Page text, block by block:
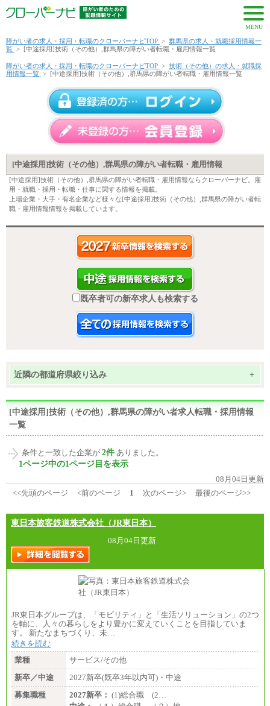
MENU
障がい者の求人・採用・転職のクローバーナビTOP > 群馬県の求人・就職採用情報一
覧 > [中途採用]技術（その他）,群馬県の障がい者転職・雇用情報一覧
障がい者の求人・採用・転職のクローバーナビTOP > 技術（その他）の求人・就職採
用情報一覧 > [中途採用]技術（その他）,群馬県の障がい者転職・雇用情報一覧
[中途採用]技術（その他）,群馬県の障がい者転職・雇用情報
[中途採用]技術（その他）,群馬県の障がい者転職・雇用情報ならクローバーナビ。雇
用・就職・採用・転職・仕事に関する情報を掲載。
上場企業・大手・有名企業など様々な[中途採用]技術（その他）,群馬県の障がい者転
職・雇用情報情報を掲載しています。
既卒者可の新卒求人も検索する
近隣の都道府県絞り込み +
[中途採用]技術（その他）,群馬県の障がい者求人転職・採用情報
一覧
条件と一致した企業が 2件 ありました。
1ページ中の1ページ目を表示
08月04日更新
<<先頭のページ
<前のページ 1 次のページ> 最後のページ>>
東日本旅客鉄道株式会社（JR東日本）
08月04日更新
JR東日本グループは、「モビリティ」と「生活ソリューション」の2つ
を軸に、人々の暮らしをより豊かに変えていくことを目指していま
す。 新たなまちづくり、未…
続きを読む
業種
サービス/その他
新卒／中途
2027新卒(既卒3年以内可)・中途
募集職種
2027新卒： (1)総合職 (2…